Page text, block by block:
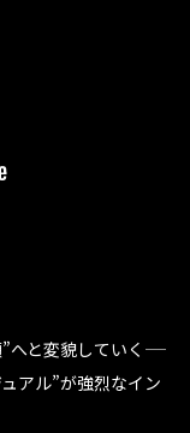
と変貌していく――
アル”が強烈なイン